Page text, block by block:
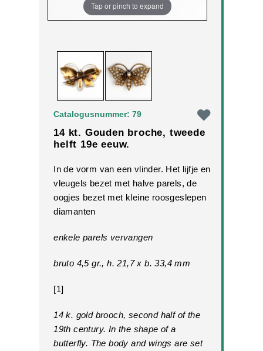
Tap or pinch to expand
Catalogusnummer: 79
14 kt. Gouden broche, tweede
helft 19e eeuw.
In de vorm van een vlinder. Het lijfje en
vleugels bezet met halve parels, de
oogjes bezet met kleine roosgeslepen
diamanten
enkele parels vervangen
bruto 4,5 gr., h. 21,7 x b. 33,4 mm
[1]
14 k. gold brooch, second half of the
19th century. In the shape of a
butterfly. The body and wings are set